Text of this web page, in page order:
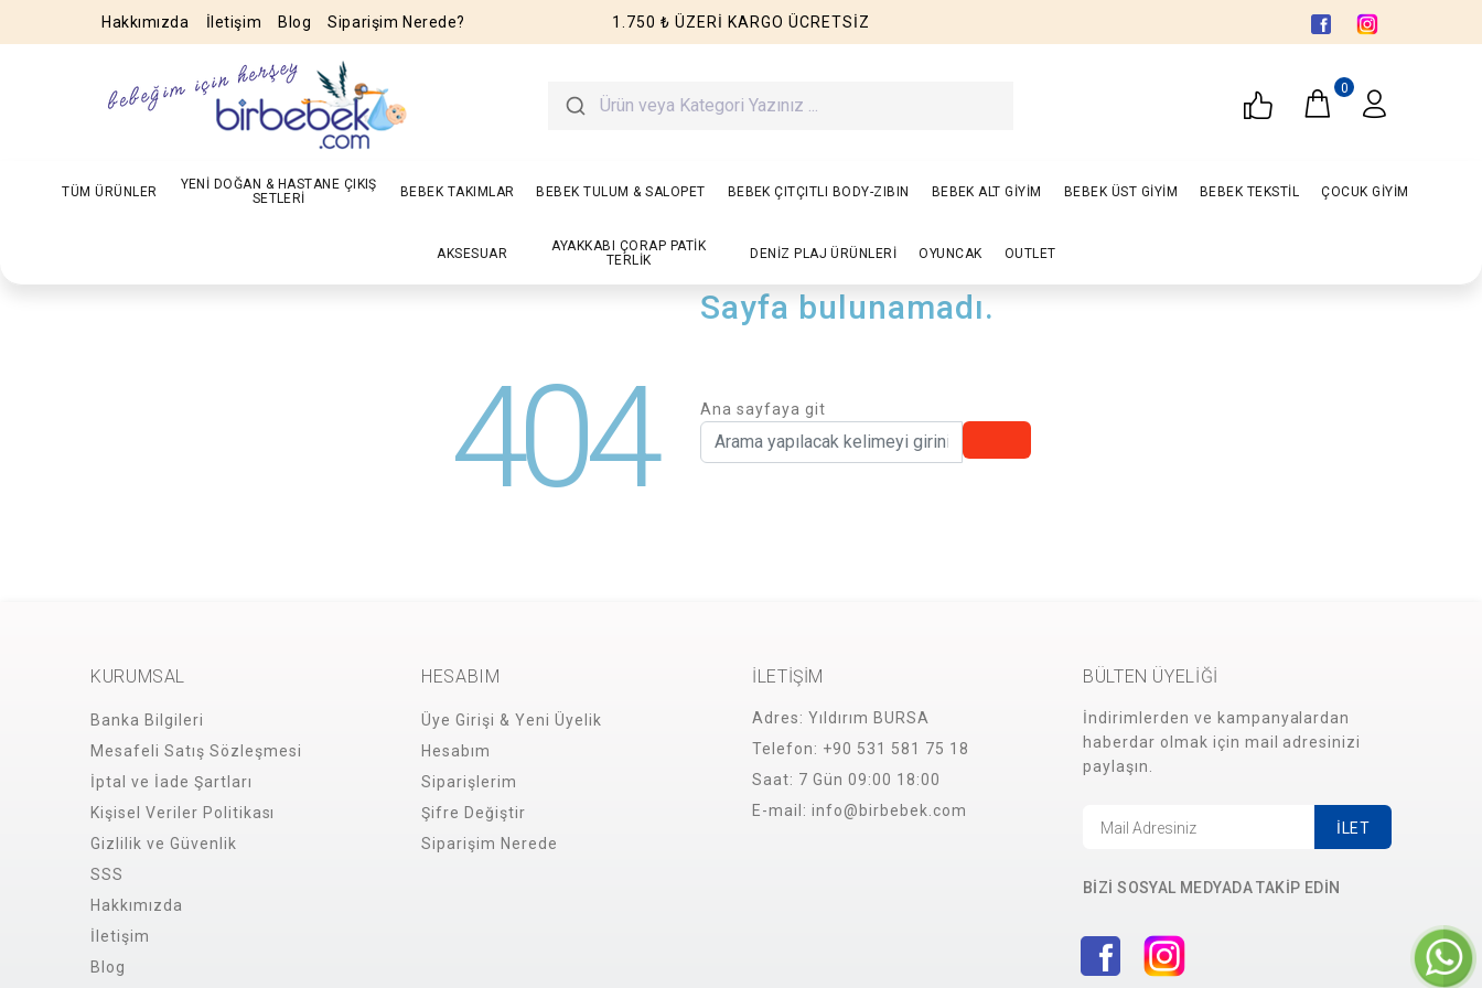
Hakkımızda İletişim Blog Siparişim Nerede? 1.750 ₺ ÜZERİ KARGO ÜCRETSİZ
0
TÜM ÜRÜNLER
YENİ DOĞAN & HASTANE ÇIKIŞ
SETLERİ
BEBEK TAKIMLAR BEBEK TULUM & SALOPET BEBEK ÇITÇITLI BODY-ZIBIN BEBEK ALT GİYİM BEBEK ÜST GİYİM BEBEK TEKSTİL ÇOCUK GİYİM
AKSESUAR
AYAKKABI ÇORAP PATİK
TERLİK
DENİZ PLAJ ÜRÜNLERİ OYUNCAK OUTLET
404
Sayfa bulunamadı.
Ana sayfaya git
KURUMSAL
Banka Bilgileri
Mesafeli Satış Sözleşmesi
İptal ve İade Şartları
Kişisel Veriler Politikası
Gizlilik ve Güvenlik
SSS
Hakkımızda
İletişim
Blog
HESABIM
Üye Girişi & Yeni Üyelik
Hesabım
Siparişlerim
Şifre Değiştir
Siparişim Nerede
İLETİŞİM
Adres: Yıldırım BURSA
Telefon: +90 531 581 75 18
Saat: 7 Gün 09:00 18:00
E-mail: info@birbebek.com
BÜLTEN ÜYELİĞİ
İndirimlerden ve kampanyalardan
haberdar olmak için mail adresinizi
paylaşın.
İLET
BİZİ SOSYAL MEDYADA TAKİP EDİN